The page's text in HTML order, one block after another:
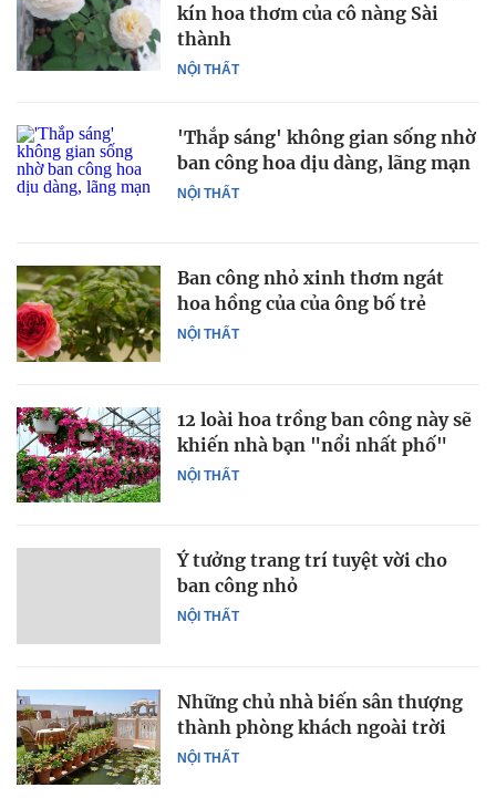
NỘI THẤT
kín hoa thơm của cô nàng Sài
thành
NỘI THẤT
'Thắp sáng' không gian sống nhờ
ban công hoa dịu dàng, lãng mạn
NỘI THẤT
Ban công nhỏ xinh thơm ngát
hoa hồng của của ông bố trẻ
NỘI THẤT
12 loài hoa trồng ban công này sẽ
khiến nhà bạn "nổi nhất phố"
NỘI THẤT
Ý tưởng trang trí tuyệt vời cho
ban công nhỏ
NỘI THẤT
Những chủ nhà biến sân thượng
thành phòng khách ngoài trời